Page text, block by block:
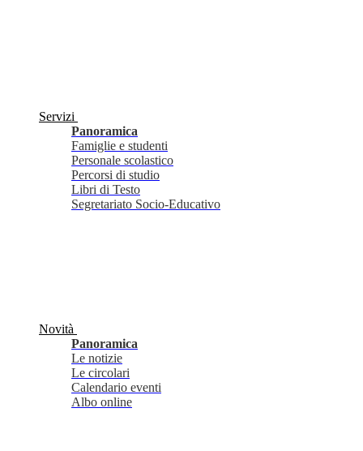
Servizi
Panoramica
Famiglie e studenti
Personale scolastico
Percorsi di studio
Libri di Testo
Segretariato Socio-Educativo
Novità
Panoramica
Le notizie
Le circolari
Calendario eventi
Albo online